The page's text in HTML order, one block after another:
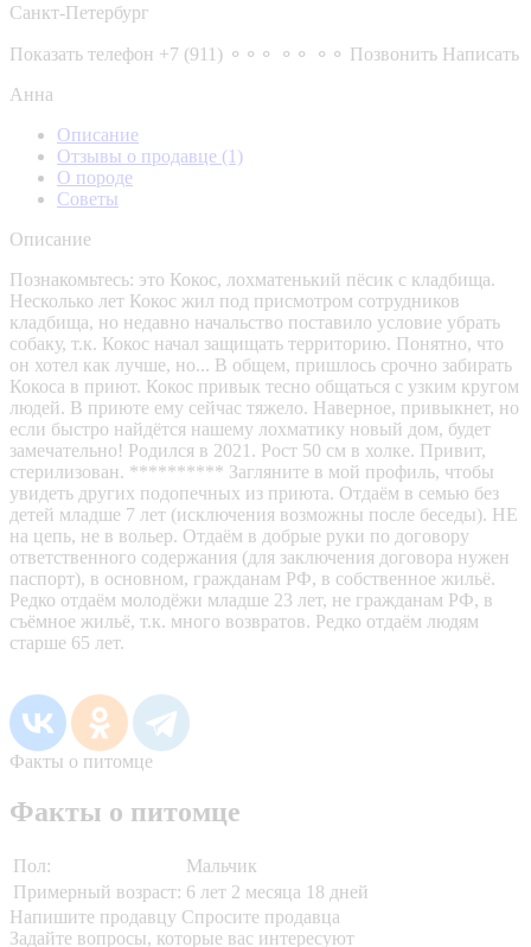
Санкт-Петербург
Показать телефон +7 (911) ⚬⚬⚬ ⚬⚬ ⚬⚬ Позвонить Написать
Анна
Описание
Отзывы о продавце (1)
О породе
Советы
Описание
Познакомьтесь: это Кокос, лохматенький пëсик с кладбища.
Несколько лет Кокос жил под присмотром сотрудников
кладбища, но недавно начальство поставило условие убрать
собаку, т.к. Кокос начал защищать территорию. Понятно, что
он хотел как лучше, но... В общем, пришлось срочно забирать
Кокоса в приют. Кокос привык тесно общаться с узким кругом
людей. В приюте ему сейчас тяжело. Наверное, привыкнет, но
если быстро найдётся нашему лохматику новый дом, будет
замечательно! Родился в 2021. Рост 50 см в холке. Привит,
стерилизован. ********** Загляните в мой профиль, чтобы
увидеть других подопечных из приюта. Отдаём в семью без
детей младше 7 лет (исключения возможны после беседы). НЕ
на цепь, не в вольер. Отдаëм в добрые руки по договору
ответственного содержания (для заключения договора нужен
паспорт), в основном, гражданам РФ, в собственное жильё.
Редко отдаём молодёжи младше 23 лет, не гражданам РФ, в
съёмное жильё, т.к. много возвратов. Редко отдаём людям
старше 65 лет.
Факты о питомце
Факты о питомце
Пол:
Мальчик
Примерный возраст: 6 лет 2 месяца 18 дней
Напишите продавцу Спросите продавца
Задайте вопросы, которые вас интересуют